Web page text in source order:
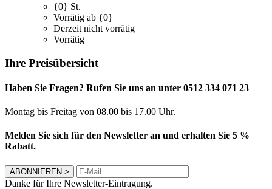
{0} St.
Vorrätig ab {0}
Derzeit nicht vorrätig
Vorrätig
Ihre Preisübersicht
Haben Sie Fragen? Rufen Sie uns an unter 0512 334 071 23
Montag bis Freitag von 08.00 bis 17.00 Uhr.
Melden Sie sich für den Newsletter an und erhalten Sie 5 %
Rabatt.
ABONNIEREN >
Danke für Ihre Newsletter-Eintragung.